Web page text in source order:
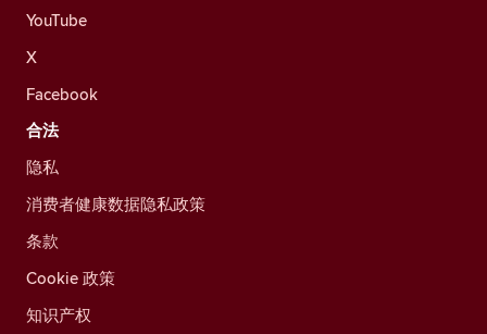
YouTube
X
Facebook
合法
隐私
消费者健康数据隐私政策
条款
Cookie 政策
知识产权